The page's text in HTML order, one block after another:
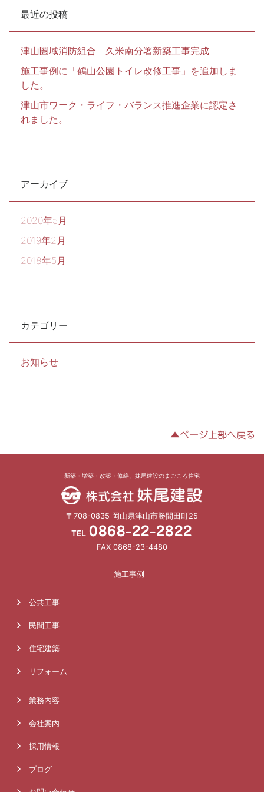
最近の投稿
津山圏域消防組合 久米南分署新築工事完成
施工事例に「鶴山公園トイレ改修工事」を追加しま
した。
津山市ワーク・ライフ・バランス推進企業に認定さ
れました。
アーカイブ
2020年5月
2019年2月
2018年5月
カテゴリー
お知らせ
▲ページ上部へ戻る
新築・増築・改築・修繕、妹尾建設のまごころ住宅
〒708-0835 岡山県津山市勝間田町25
TEL 0868-22-2822
FAX 0868-23-4480
施工事例
公共工事
民間工事
住宅建築
リフォーム
業務内容
会社案内
採用情報
ブログ